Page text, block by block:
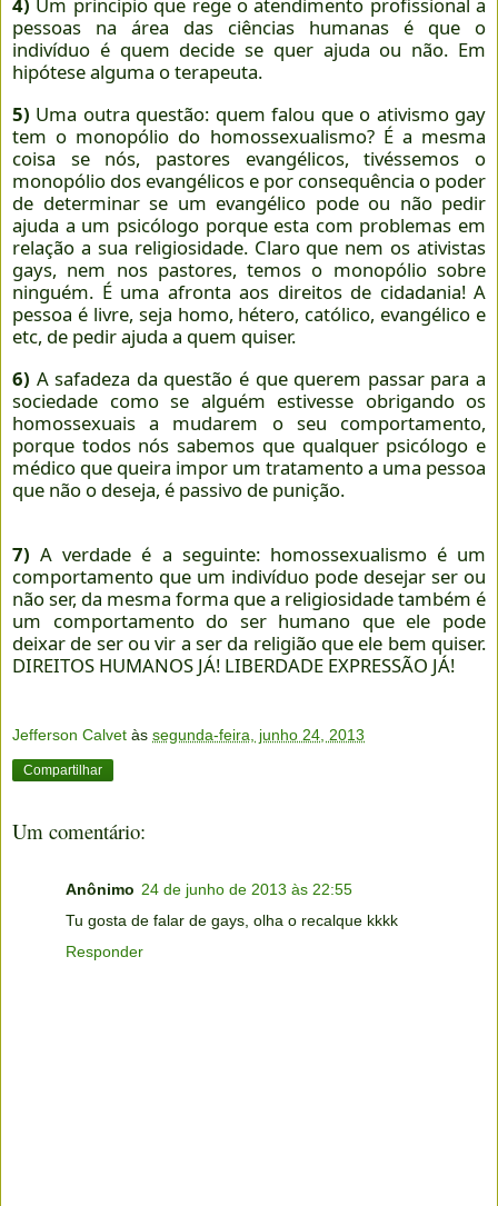
pessoas na área das ciências humanas é que o
indivíduo é quem decide se quer ajuda ou não. Em
hipótese alguma o terapeuta.
5) Uma outra questão: quem falou que o ativismo gay
tem o monopólio do homossexualismo? É a mesma
coisa se nós, pastores evangélicos, tivéssemos o
monopólio dos evangélicos e por consequência o poder
de determinar se um evangélico pode ou não pedir
ajuda a um psicólogo porque esta com problemas em
relação a sua religiosidade. Claro que nem os ativistas
gays, nem nos pastores, temos o monopólio sobre
ninguém. É uma afronta aos direitos de cidadania! A
pessoa é livre, seja homo, hétero, católico, evangélico e
etc, de pedir ajuda a quem quiser.
6) A safadeza da questão é que querem passar para a
sociedade como se alguém estivesse obrigando os
homossexuais a mudarem o seu comportamento,
porque todos nós sabemos que qualquer psicólogo e
médico que queira impor um tratamento a uma pessoa
que não o deseja, é passivo de punição.
7) A verdade é a seguinte: homossexualismo é um
comportamento que um indivíduo pode desejar ser ou
não ser, da mesma forma que a religiosidade também é
um comportamento do ser humano que ele pode
deixar de ser ou vir a ser da religião que ele bem quiser.
DIREITOS HUMANOS JÁ! LIBERDADE EXPRESSÃO JÁ!
Jefferson Calvet às segunda-feira, junho 24, 2013
Compartilhar
Um comentário:
Anônimo 24 de junho de 2013 às 22:55
Tu gosta de falar de gays, olha o recalque kkkk
Responder